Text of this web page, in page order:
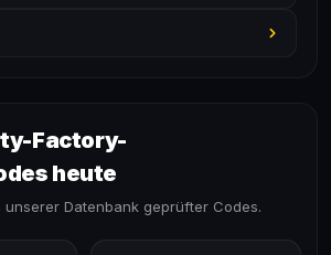
Factory-
heute
unserer Datenbank geprüfter Codes.